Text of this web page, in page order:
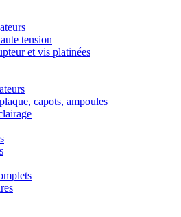
tension
et vis platinées
capots, ampoules